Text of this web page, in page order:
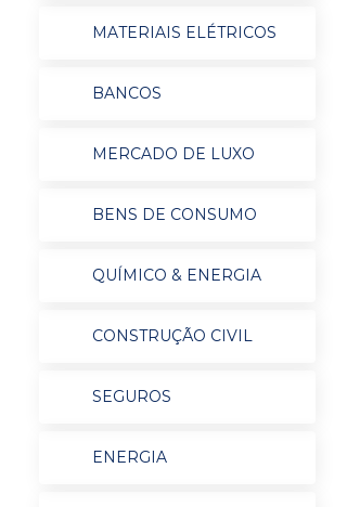
MATERIAIS ELÉTRICOS
BANCOS
MERCADO DE LUXO
BENS DE CONSUMO
QUÍMICO & ENERGIA
CONSTRUÇÃO CIVIL
SEGUROS
ENERGIA